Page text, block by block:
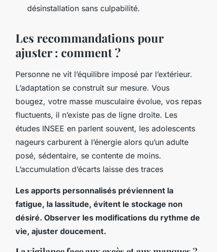
désinstallation sans culpabilité.
Les recommandations pour
ajuster : comment ?
Personne ne vit l’équilibre imposé par l’extérieur.
L’adaptation se construit sur mesure. Vous
bougez, votre masse musculaire évolue, vos repas
fluctuents, il n’existe pas de ligne droite. Les
études INSEE en parlent souvent, les adolescents
nageurs carburent à l’énergie alors qu’un adulte
posé, sédentaire, se contente de moins.
L’accumulation d’écarts laisse des traces
Les apports personnalisés préviennent la
fatigue, la lassitude, évitent le stockage non
désiré. Observer les modifications du rythme de
vie, ajuster doucement.